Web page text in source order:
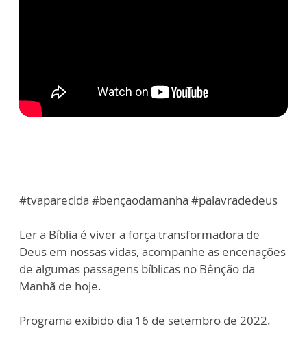
#tvaparecida #bençaodamanha #palavradedeus
Ler a Bíblia é viver a força transformadora de
Deus em nossas vidas, acompanhe as encenações
de algumas passagens bíblicas no Bênção da
Manhã de hoje.
Programa exibido dia 16 de setembro de 2022.